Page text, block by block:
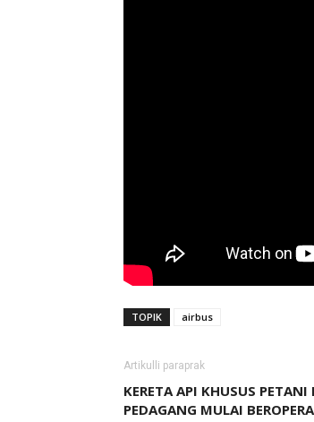
TOPIK airbus
Artikulli paraprak
KERETA API KHUSUS PETANI
PEDAGANG MULAI